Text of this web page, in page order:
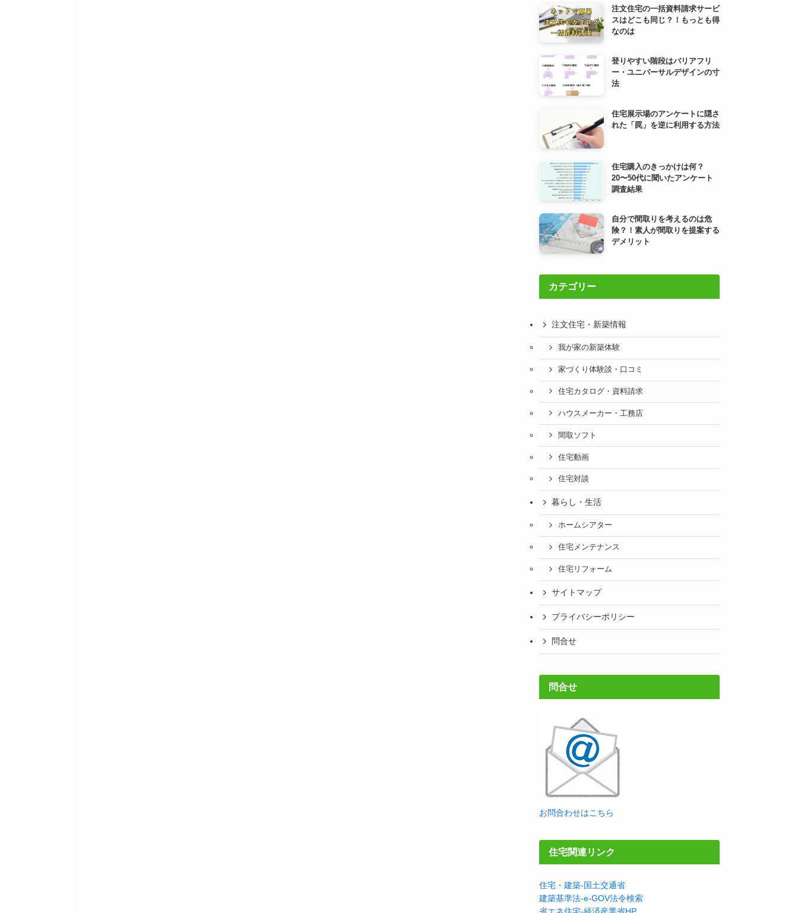
注文住宅の一括資料請求サービ
スはどこも同じ？！もっとも得
なのは
登りやすい階段はバリアフリ
ー・ユニバーサルデザインの寸
法
住宅展示場のアンケートに隠さ
れた「罠」を逆に利用する方法
住宅購入のきっかけは何？
20〜50代に聞いたアンケート
調査結果
自分で間取りを考えるのは危
険？！素人が間取りを提案する
デメリット
カテゴリー
注文住宅・新築情報
我が家の新築体験
家づくり体験談・口コミ
住宅カタログ・資料請求
ハウスメーカー・工務店
間取ソフト
住宅動画
住宅対談
暮らし・生活
ホームシアター
住宅メンテナンス
住宅リフォーム
サイトマップ
プライバシーポリシー
問合せ
問合せ
お問合わせはこちら
住宅関連リンク
住宅・建築-国土交通省
建築基準法-e-GOV法令検索
省エネ住宅-経済産業省HP